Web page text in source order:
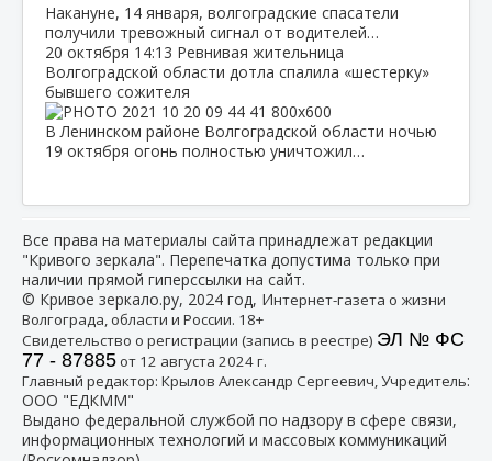
Накануне, 14 января, волгоградские спасатели
получили тревожный сигнал от водителей…
20 октября 14:13 Ревнивая жительница
Волгоградской области дотла спалила «шестерку»
бывшего сожителя
В Ленинском районе Волгоградской области ночью
19 октября огонь полностью уничтожил…
Все права на материалы сайта принадлежат редакции
"Кривого зеркала". Перепечатка допустима только при
наличии прямой гиперссылки на сайт.
© Кривое зеркало.ру, 2024 год, Интернет-газета о жизни
Волгограда, области и России. 18+
Свидетельство о регистрации (запись в реестре) ЭЛ № ФС
77 - 87885от 12 августа 2024 г.
Главный редактор: Крылов Александр Сергеевич, Учредитель:
ООО "ЕДКММ"
Выдано федеральной службой по надзору в сфере связи,
информационных технологий и массовых коммуникаций